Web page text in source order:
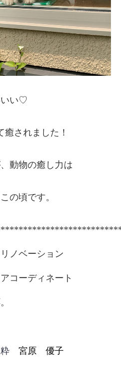
いい♡
されました！
動物の癒し力は
の頃です。
ノベーション
コーディネート
宮原 優子